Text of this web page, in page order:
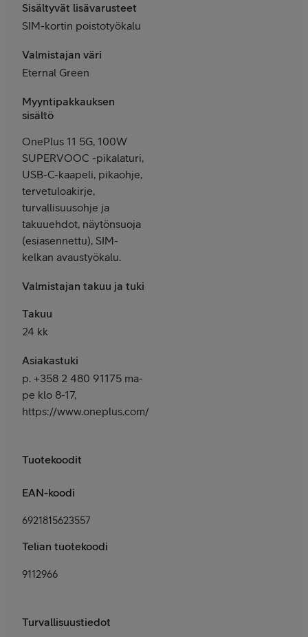
Sisältyvät lisävarusteet
SIM-kortin poistotyökalu
Valmistajan väri
Eternal Green
Myyntipakkauksen
sisältö
OnePlus 11 5G, 100W
SUPERVOOC -pikalaturi,
USB-C-kaapeli, pikaohje,
tervetuloakirje,
turvallisuusohje ja
takuuehdot, näytönsuoja
(esiasennettu), SIM-
kelkan avaustyökalu.
Valmistajan takuu ja tuki
Takuu
24 kk
Asiakastuki
p. +358 2 480 91175 ma-
pe klo 8-17,
https://www.oneplus.com/fi/support
Tuotekoodit
EAN-koodi
6921815623557
Telian tuotekoodi
9112966
Turvallisuustiedot